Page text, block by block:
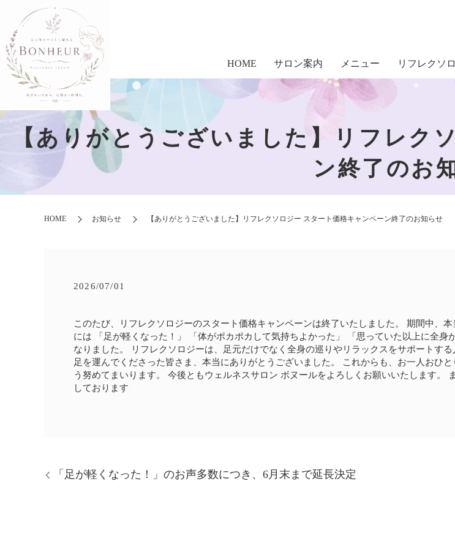
HOME サロン案内 メニュー リフレクソ
【ありがとうございました】リフレク
ン終了のお
HOME お知らせ 【ありがとうございました】リフレクソロジー スタート価格キャンペーン終了のお知らせ
2026/07/01
このたび、リフレクソロジーのスタート価格キャンペーンは終了いたしました。 期間中、
には 「足が軽くなった！」 「体がポカポカして気持ちよかった」 「思っていた以上に全
なりました。 リフレクソロジーは、足元だけでなく全身の巡りやリラックスをサポートす
足を運んでくださった皆さま、本当にありがとうございました。 これからも、お一人おひ
う努めてまいります。 今後ともウェルネスサロン ボヌールをよろしくお願いいたします。
しております
「足が軽くなった！」のお声多数につき、6月末まで延長決定